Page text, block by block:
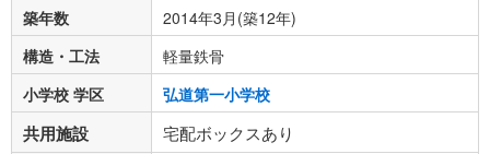
築年数
2014年3月(築12年)
構造・工法
軽量鉄骨
小学校 学区
弘道第一小学校
共用施設 宅配ボックスあり